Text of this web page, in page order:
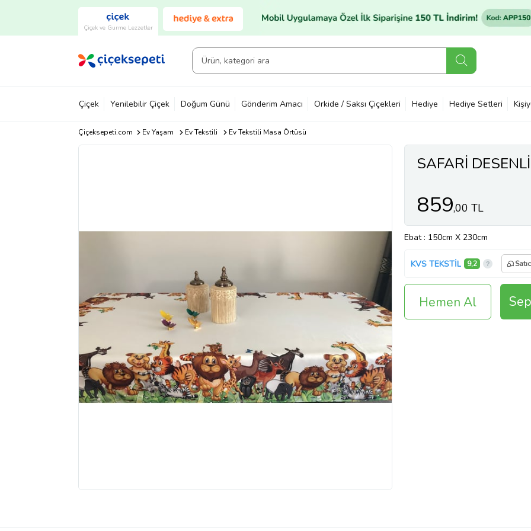
Çiçek ve Gurme Lezzetler
Çiçek Yenilebilir Çiçek Doğum Günü Gönderim Amacı Orkide / Saksı Çiçekleri Hediye Hediye Setleri
Çiçeksepeti.com Ev Yaşam Ev Tekstili Ev Tekstili Masa Örtüsü
SAFARİ
859,00 TL
Ebat : 150cm X 230cm
KVS TEKSTİL 9,2
Hemen Al